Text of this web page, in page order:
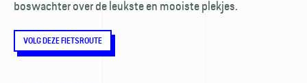
boswachter over de leukste en mooiste plekjes.
VOLG DEZE FIETSROUTE